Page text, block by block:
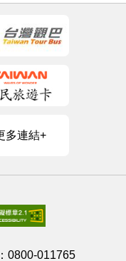
多連結+
0800-011765